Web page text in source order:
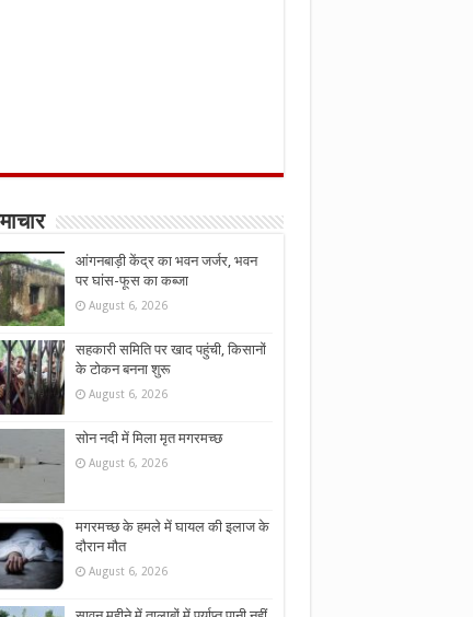
आंगनबाड़ी केंद्र का भवन जर्जर, भवन
पर घांस-फूस का कब्जा
August 6, 2026
सहकारी समिति पर खाद पहुंची, किसानों
के टोकन बनना शुरू
August 6, 2026
सोन नदी में मिला मृत मगरमच्छ
August 6, 2026
मगरमच्छ के हमले में घायल की इलाज के
दौरान मौत
August 6, 2026